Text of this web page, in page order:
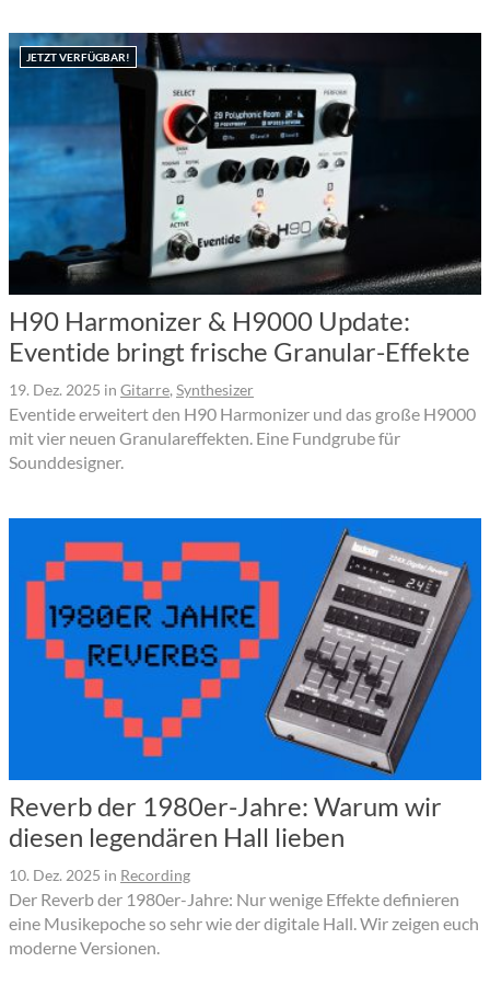
JETZT VERFÜGBAR!
H90 Harmonizer & H9000 Update:
Eventide bringt frische Granular-Effekte
19. Dez. 2025 in Gitarre, Synthesizer
Eventide erweitert den H90 Harmonizer und das große H9000
mit vier neuen Granulareffekten. Eine Fundgrube für
Sounddesigner.
Reverb der 1980er-Jahre: Warum wir
diesen legendären Hall lieben
10. Dez. 2025 in Recording
Der Reverb der 1980er-Jahre: Nur wenige Effekte definieren
eine Musikepoche so sehr wie der digitale Hall. Wir zeigen euch
moderne Versionen.